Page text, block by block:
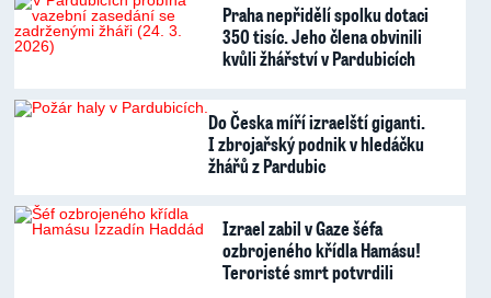
Praha nepřidělí spolku dotaci
350 tisíc. Jeho člena obvinili
kvůli žhářství v Pardubicích
Do Česka míří izraelští giganti.
I zbrojařský podnik v hledáčku
žhářů z Pardubic
Izrael zabil v Gaze šéfa
ozbrojeného křídla Hamásu!
Teroristé smrt potvrdili